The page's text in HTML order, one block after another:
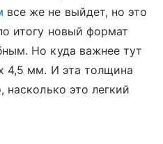
все же не выйдет, но это
итогу новый формат
Но куда важнее тут
4,5 мм. И эта толщина
насколько это легкий